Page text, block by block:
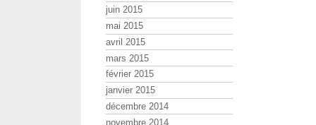
juin 2015
mai 2015
avril 2015
mars 2015
février 2015
janvier 2015
décembre 2014
novembre 2014